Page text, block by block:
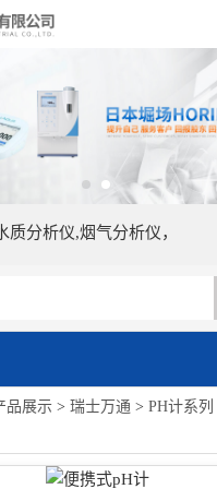
合作伙伴
分析仪,烟气分析仪，
品展示 >瑞士万通 >PH计系列